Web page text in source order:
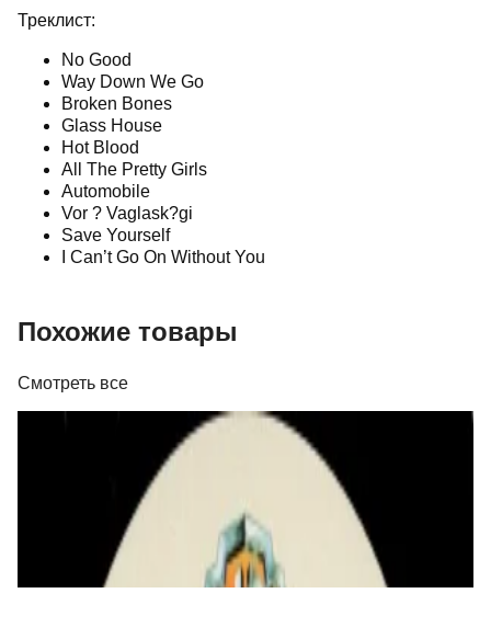
Треклист:
No Good
Way Down We Go
Broken Bones
Glass House
Hot Blood
All The Pretty Girls
Automobile
Vor ? Vaglask?gi
Save Yourself
I Can’t Go On Without You
Похожие товары
Смотреть все
a-ha - Headlines And Deadlines - The Hits Of
В корзину Добавляем Добавлено